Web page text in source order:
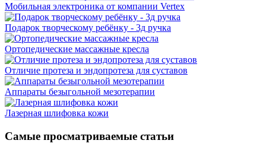
Мобильная электроника от компании Vertex
Подарок творческому ребёнку - 3д ручка
Ортопедические массажные кресла
Отличие протеза и эндопротеза для суставов
Аппараты безыгольной мезотерапии
Лазерная шлифовка кожи
Самые просматриваемые статьи